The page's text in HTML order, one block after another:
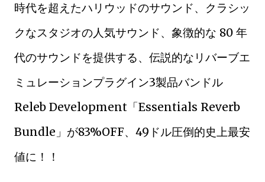
時代を超えたハリウッドのサウンド、クラシッ
クなスタジオの人気サウンド、象徴的な 80 年
代のサウンドを提供する、伝説的なリバーブエ
ミュレーションプラグイン3製品バンドル
Releb Development「Essentials Reverb
Bundle」が83%OFF、49ドル圧倒的史上最安
値に！！